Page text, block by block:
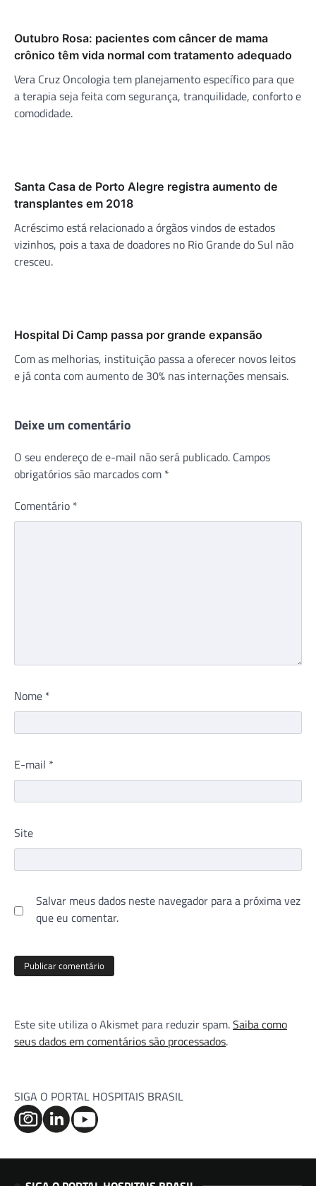
Outubro Rosa: pacientes com câncer de mama
crônico têm vida normal com tratamento adequado
Vera Cruz Oncologia tem planejamento específico para que
a terapia seja feita com segurança, tranquilidade, conforto e
comodidade.
Santa Casa de Porto Alegre registra aumento de
transplantes em 2018
Acréscimo está relacionado a órgãos vindos de estados
vizinhos, pois a taxa de doadores no Rio Grande do Sul não
cresceu.
Hospital Di Camp passa por grande expansão
Com as melhorias, instituição passa a oferecer novos leitos
e já conta com aumento de 30% nas internações mensais.
Deixe um comentário
O seu endereço de e-mail não será publicado. Campos
obrigatórios são marcados com *
Comentário *
Nome *
E-mail *
Site
Salvar meus dados neste navegador para a próxima vez
que eu comentar.
Este site utiliza o Akismet para reduzir spam.Saiba como
seus dados em comentários são processados.
SIGA O PORTAL HOSPITAIS BRASIL